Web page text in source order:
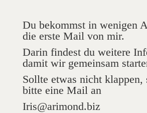
Du bekommst in wenigen
die erste Mail von mir.
Darin findest du weitere
damit wir gemeinsam
Sollte etwas nicht
bitte eine Mail an
Iris@arimond.biz